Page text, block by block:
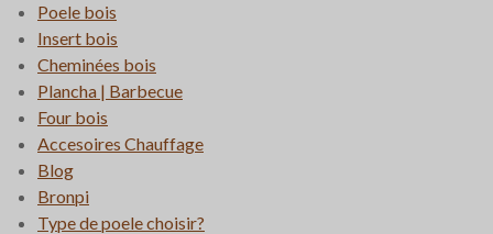
Poele bois
Insert bois
Cheminées bois
Plancha | Barbecue
Four bois
Accesoires Chauffage
Blog
Bronpi
Type de poele choisir?